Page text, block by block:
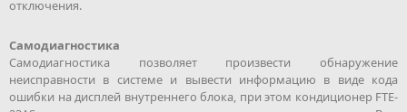
отключения.
Самодиагностика
Самодиагностика позволяет произвести обнаружение
неисправности в системе и вывести информацию в виде кода
ошибки на дисплей внутреннего блока, при этом кондиционер FTE-